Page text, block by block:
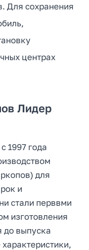
Для сохранения
центрах
Лидер
1997 года
для
и
стали перввми
изготовления
до выпуска